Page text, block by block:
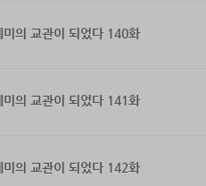
미의 교관이 되었다 140화
미의 교관이 되었다 141화
미의 교관이 되었다 142화